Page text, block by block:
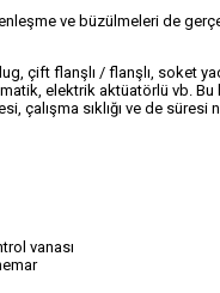
ve büzülmeleri de
çift flanşlı / flanşlı, soket
elektrik aktüatörlü vb.
çalışma sıklığı ve de süresi
vanası